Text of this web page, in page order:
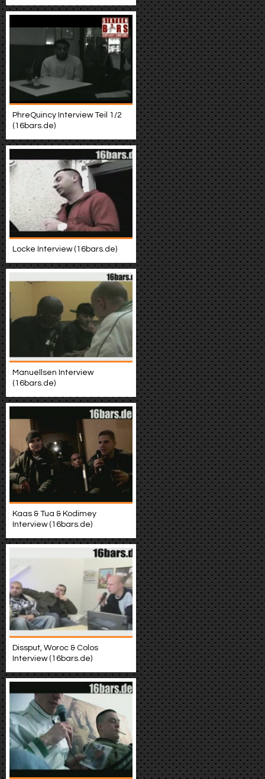
PhreQuincy Interview Teil 1/2
(16bars.de)
Locke Interview (16bars.de)
Manuellsen Interview
(16bars.de)
Kaas & Tua & Kodimey
Interview (16bars.de)
Dissput, Woroc & Colos
Interview (16bars.de)